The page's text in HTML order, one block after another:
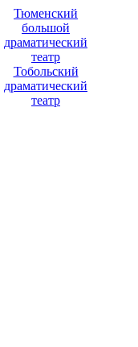
Тюменский
большой
драматический
театр
Тобольский
драматический
театр